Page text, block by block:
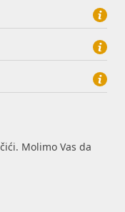
mreži - Virovitica
mreži - Pakrac
na plinskoj
mreži - Lozan
Molimo Vas da